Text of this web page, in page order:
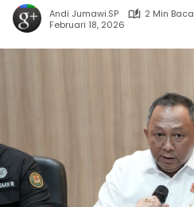
Andi Jumawi.SP
2 Min Baca
Februari 18, 2026